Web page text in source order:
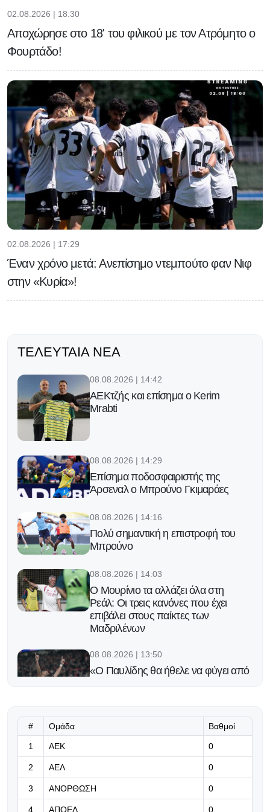
02.08.2026 | 18:30
Αποχώρησε στο 18' του φιλικού με τον Ατρόμητο ο
Φουρτάδο!
02.08.2026 | 17:29
Έναν χρόνο μετά: Ανεπίσημο ντεμπούτο φαν Νιφ
στην «Κυρία»!
ΤΕΛΕΥΤΑΊΑ ΝΈΑ
08.08.2026 | 14:42
ΑΕΚτζής και επίσημα ο Kerim
Mrabti
08.08.2026 | 14:29
Επίσημα ποδοσφαιριστής της
Άρσεναλ ο Μπρούνο Γκιμαράες
08.08.2026 | 14:16
Πολύ σημαντική η επιστροφή του
Μπρούνο
08.08.2026 | 14:03
Ο Μουρίνιο τα αλλάζει όλα στη
Ρεάλ: Οι τρεις κανόνες που έχει
επιβάλει στους παίκτες των
Μαδριλένων
08.08.2026 | 13:50
«Ο Παυλίδης θα ήθελε να φύγει από
08.08.2026 | 13:37
Τσακόν και Αντερέγκεν αλλάζουν το
# Ομάδα Βαθμοί
1 ΑΕΚ 0
2 ΑΕΛ 0
3 ΑΝΟΡΘΩΣΗ 0
4 ΑΠΟΕΛ 0